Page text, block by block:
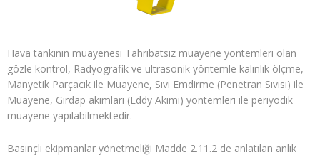
Hava tankının muayenesi Tahribatsız muayene yöntemleri olan
gözle kontrol, Radyografik ve ultrasonik yöntemle kalınlık ölçme,
Manyetik Parçacık ile Muayene, Sıvı Emdirme (Penetran Sıvısı) ile
Muayene, Girdap akımları (Eddy Akımı) yöntemleri ile periyodik
muayene yapılabilmektedir.
Basınçlı ekipmanlar yönetmeliği Madde 2.11.2 de anlatılan anlık